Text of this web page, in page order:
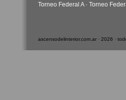
Torneo Federal A· Torneo
ascensodelinterior.com.ar · 2026 ·